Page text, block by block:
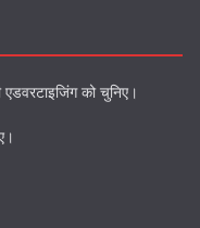
को चुनिए।